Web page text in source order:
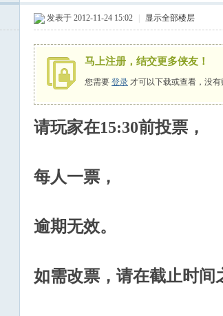
发表于 2012-11-24 15:02 显示全部楼层
马上注册，结交更多侠友！
您需要 登录 才可以下载或查看，没有
请玩家在15:30前投票，
每人一票，
逾期无效。
如需改票，请在截止时间